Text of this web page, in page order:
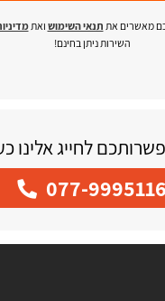
מאשרים את תנאי השימוש ואת
השירות ניתן בחינם!
לחייג אלינו
077-9995116